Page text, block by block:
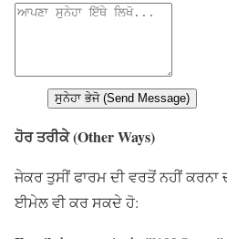
ਸੁਨੇਹਾ ਭੇਜੋ (Send Message)
ਹੋਰ ਤਰੀਕੇ (Other Ways)
ਜੇਕਰ ਤੁਸੀਂ ਫਾਰਮ ਦੀ ਵਰਤੋਂ ਨਹੀਂ ਕਰਨਾ
ਈਮੇਲ ਵੀ ਕਰ ਸਕਦੇ ਹੋ: